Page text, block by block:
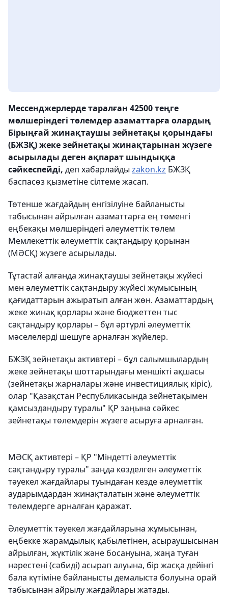
Мессенджерлерде таралған 42500 теңге
мөлшеріндегі төлемдер азаматтарға олардың
Бірыңғай жинақтаушы зейнетақы қорындағы
(БЖЗҚ) жеке зейнетақы жинақтарынан жүзеге
асырылады деген ақпарат шындыққа
сәйкеспейді, деп хабарлайды zakon.kz БЖЗҚ
баспасөз қызметіне сілтеме жасап.
Төтенше жағдайдың енгізілуіне байланысты
табысынан айрылған азаматтарға ең төменгі
еңбекақы мөлшеріндегі әлеуметтік төлем
Мемлекеттік әлеуметтік сақтандыру қорынан
(МӘСҚ) жүзеге асырылады.
Тұтастай алғанда жинақтаушы зейнетақы жүйесі
мен әлеуметтік сақтандыру жүйесі жұмысының
қағидаттарын ажыратып алған жөн. Азаматтардың
жеке жинақ қорлары және бюджеттен тыс
сақтандыру қорлары – бұл әртүрлі әлеуметтік
мәселелерді шешуге арналған жүйелер.
БЖЗҚ зейнетақы активтері – бұл салымшылардың
жеке зейнетақы шоттарындағы меншікті ақшасы
(зейнетақы жарналары және инвестициялық кіріс),
олар "Қазақстан Республикасында зейнетақымен
қамсыздандыру туралы" ҚР заңына сәйкес
зейнетақы төлемдерін жүзеге асыруға арналған.
МӘСҚ активтері – ҚР "Міндетті әлеуметтік
сақтандыру туралы" заңда көзделген әлеуметтік
тәуекел жағдайлары туындаған кезде әлеуметтік
аударымдардан жинақталатын және әлеуметтік
төлемдерге арналған қаражат.
Әлеуметтік тәуекел жағдайларына жұмысынан,
еңбекке жарамдылық қабылетінен, асыраушысынан
айрылған, жүктілік және босануына, жаңа туған
нәрестені (сәбиді) асырап алуына, бір жасқа дейінгі
бала күтіміне байланысты демалыста болуына орай
табысынан айрылу жағдайлары жатады.